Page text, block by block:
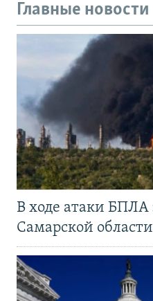
Главные новости
В ходе атаки БПЛА
Самарской